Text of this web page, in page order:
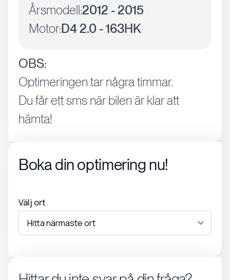
Årsmodell:2012 - 2015
Motor:D4 2.0 - 163HK
OBS:
Optimeringen tar några timmar.
Du får ett sms när bilen är klar att
hämta!
Boka din optimering nu!
Välj ort